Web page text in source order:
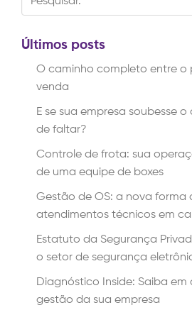
Últimos posts
O caminho completo entre o
venda
E se sua empresa soubesse
de faltar?
Controle de frota: sua
de uma equipe de boxes
Gestão de OS: a nova forma
atendimentos técnicos em
Estatuto da Segurança
o setor de segurança
Diagnóstico Inside: Saiba em
gestão da sua empresa